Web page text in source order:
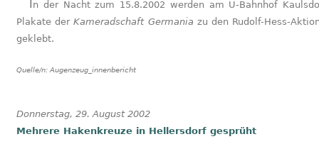
Plakate derKameradschaft Germania zu den Rudolf-Hess-
geklebt.
Quelle/n: Augenzeug_innenbericht
Donnerstag, 29. August 2002
Mehrere Hakenkreuze in Hellersdorf gesprüht